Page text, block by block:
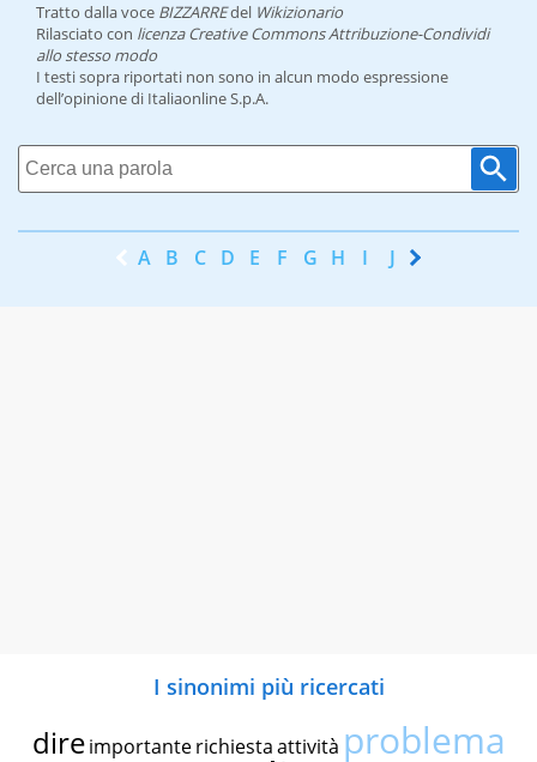
Tratto dalla voce BIZZARREdel Wikizionario
Rilasciato con licenza Creative Commons Attribuzione-Condividi
allo stesso modo
I testi sopra riportati non sono in alcun modo espressione
dell’opinione di Italiaonline S.p.A.
A B C D E F G H I J K
I sinonimi più ricercati
dire importante richiestaattività problema